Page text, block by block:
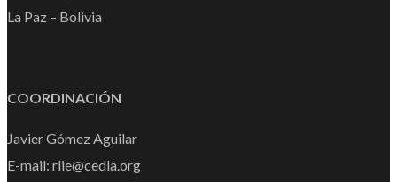
La Paz – Bolivia
COORDINACIÓN
Javier Gómez Aguilar
E-mail: rlie@cedla.org